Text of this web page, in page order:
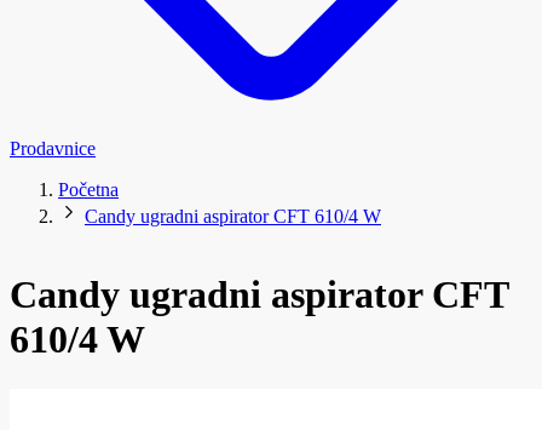
Prodavnice
Početna
Candy ugradni aspirator CFT 610/4 W
Candy ugradni aspirator CFT
610/4 W